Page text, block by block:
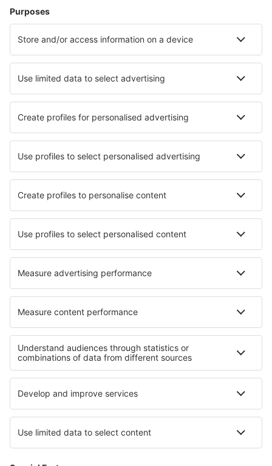
Fly+Hotel
Hoteller
Lufthavnstransport
Seværdigheder
Sportsbegivenheder
Lær mere
Mobilapp
Flyselskaber
Ryanair
DAT Danish Air
SAS
Norwegian
Lufthansa
Om eSky
Handelsbetingelser
Mine bookinger
Persondatapolitik
Support og kontakt